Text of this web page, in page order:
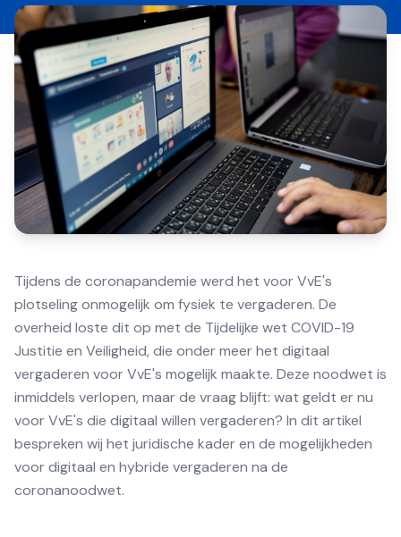
Tijdens de coronapandemie werd het voor VvE's
plotseling onmogelijk om fysiek te vergaderen. De
overheid loste dit op met de Tijdelijke wet COVID-19
Justitie en Veiligheid, die onder meer het digitaal
vergaderen voor VvE's mogelijk maakte. Deze noodwet is
inmiddels verlopen, maar de vraag blijft: wat geldt er nu
voor VvE's die digitaal willen vergaderen? In dit artikel
bespreken wij het juridische kader en de mogelijkheden
voor digitaal en hybride vergaderen na de
coronanoodwet.